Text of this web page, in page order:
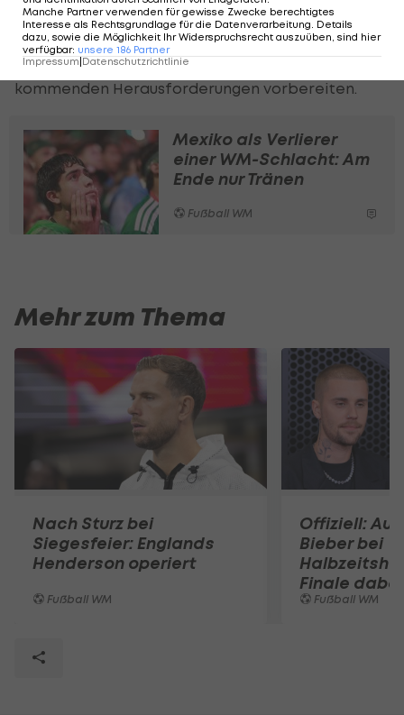
Nun soll Márquez als Trainer den nächsten
Entwicklungsschritt einleiten und Mexiko auf die
kommenden Herausforderungen vorbereiten.
Mexiko als Verlierer
einer WM-Schlacht: Am
Ende nur Tränen
Fußball WM
Mehr zum Thema
Nach Sturz bei
Siegesfeier: Englands
Henderson operiert
Fußball WM
Offiziell:
Bieber bei
Finale dabei
Fußball WM
Manche Partner verwenden für gewisse Zwecke berechtigtes
Interesse als Rechtsgrundlage für die Datenverarbeitung. Details
dazu, sowie die Möglichkeit Ihr Widerspruchsrecht auszuüben, sind hier
verfügbar: unsere 186 Partner
Impressum Datenschutzrichtlinie